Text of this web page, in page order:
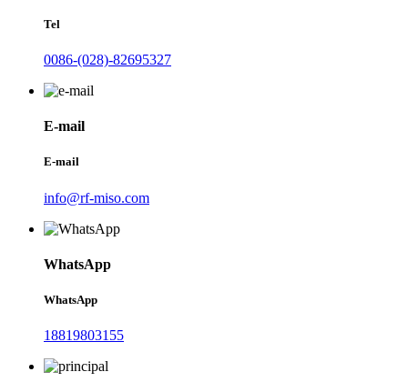
Tel
0086-(028)-82695327
E-mail
E-mail
info@rf-miso.com
WhatsApp
WhatsApp
18819803155